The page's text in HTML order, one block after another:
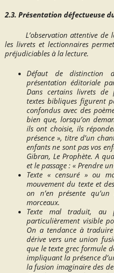
2.3. Présentation défectueuse
L’observation attentive de
les livrets et lectionnaires
préjudiciables à la lecture.
Défaut de distinction
présentation éditoriale
Dans certains livrets de
textes bibliques figurent
confondus avec des
bien que, lorsqu’on
ils ont choisie, ils
présence », titre d’un
enfants ne sont pas vos
Gibran,Le Prophète. A
et le passage : « Prendre
Texte « censuré »ou
mouvement du texte et
on n’en présente
morceaux.
Texte mal traduit, au
particulièrement visible
On a tendance à
dérive vers une union
que le texte grec formule
impliquant la présence
la fusion imaginaire des